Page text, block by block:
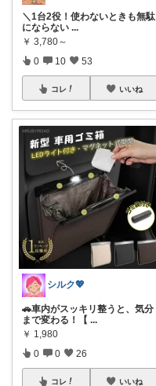
​＼1台2役！使わないときも無駄
にならない ...
￥ 3,780～
0 10 53
コレ いいね
シルク💖
🚗車内がスッキリ整うと、気分
まで変わる！【 ...
￥ 1,980
0 0 26
コレ いいね